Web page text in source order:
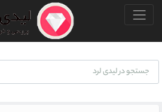
منو بالا